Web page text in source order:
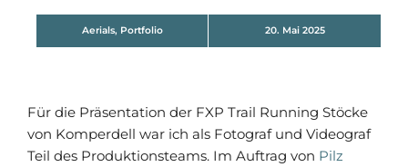
Aerials, Portfolio 20. Mai 2025
Für die Präsentation der FXP Trail Running Stöcke
von Komperdell war ich als Fotograf und Videograf
Teil des Produktionsteams. Im Auftrag von Pilz